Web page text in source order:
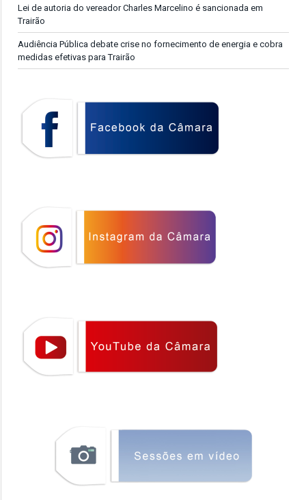
Lei de autoria do vereador Charles Marcelino é sancionada em
Trairão
Audiência Pública debate crise no fornecimento de energia e cobra
medidas efetivas para Trairão